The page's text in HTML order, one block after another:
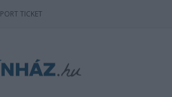
PORT TICKET